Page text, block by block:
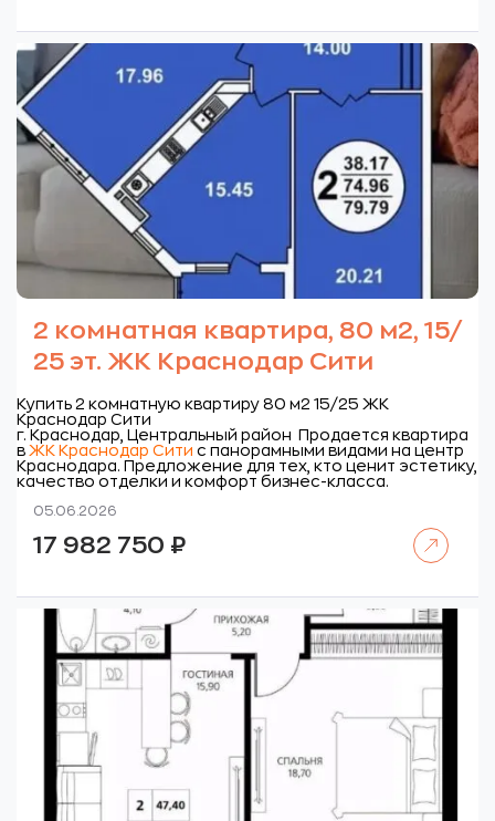
2 комнатная квартира, 80 м2, 15/
25 эт. ЖК Краснодар Сити
Купить 2 комнатную квартиру 80 м2 15/25 ЖК
Краснодар Сити
г. Краснодар, Центральный район
Продается квартира
в ЖК Краснодар Сити с панорамными видами на центр
Краснодара. Предложение для тех, кто ценит эстетику,
качество отделки и комфорт бизнес-класса.
05.06.2026
17 982 750 ₽